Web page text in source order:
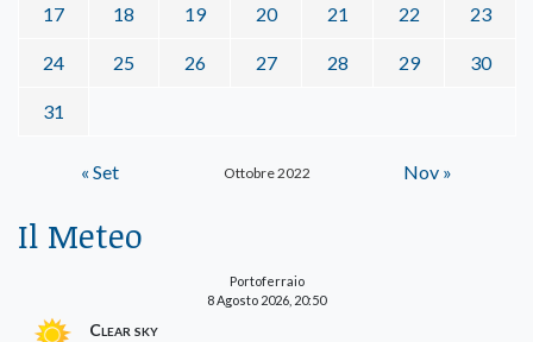
Ottobre 2022
17 18 19 20 21 22 23
24 25 26 27 28 29 30
31
« Set Nov »
Il Meteo
Portoferraio
8 Agosto 2026, 20:50
Clear sky